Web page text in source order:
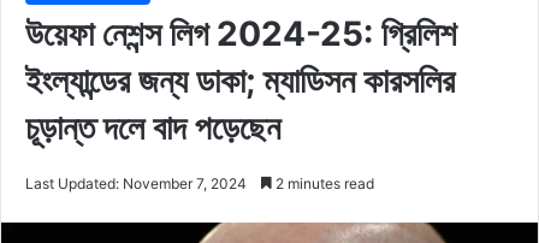
উয়েফা নেশন্স লিগ 2024-25: গ্রিলিশ
ইংল্যান্ডের জন্য ডাকা; ম্যাডিসন কারসলির
চূড়ান্ত দলে বাদ পড়েছেন
Last Updated: November 7, 2024 2 minutes read